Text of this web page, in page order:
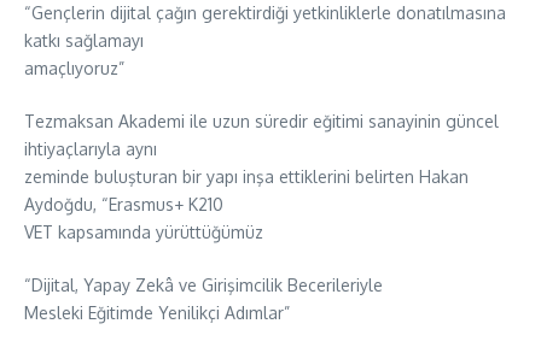
“Gençlerin dijital çağın gerektirdiği yetkinliklerle donatılmasına
katkı sağlamayı
amaçlıyoruz”
Tezmaksan Akademi ile uzun süredir eğitimi sanayinin güncel
ihtiyaçlarıyla aynı
zeminde buluşturan bir yapı inşa ettiklerini belirten Hakan
Aydoğdu, “Erasmus+ K210
VET kapsamında yürüttüğümüz
“Dijital, Yapay Zekâ ve Girişimcilik Becerileriyle
Mesleki Eğitimde Yenilikçi Adımlar”